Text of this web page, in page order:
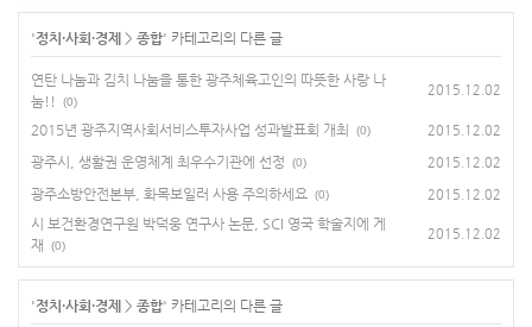
'정치·사회·경제 > 종합' 카테고리의 다른 글
연탄 나눔과 김치 나눔을 통한 광주체육고인의 따뜻한 사랑 나
눔!!
(0)
2015.12.02
2015년 광주지역사회서비스투자사업 성과발표회 개최 (0) 2015.12.02
광주시, 생활권 운영체계 최우수기관에 선정 (0) 2015.12.02
광주소방안전본부, 화목보일러 사용 주의하세요 (0) 2015.12.02
시 보건환경연구원 박덕웅 연구사 논문, SCI 영국 학술지에 게
재
(0)
2015.12.02
'정치·사회·경제 > 종합' 카테고리의 다른 글